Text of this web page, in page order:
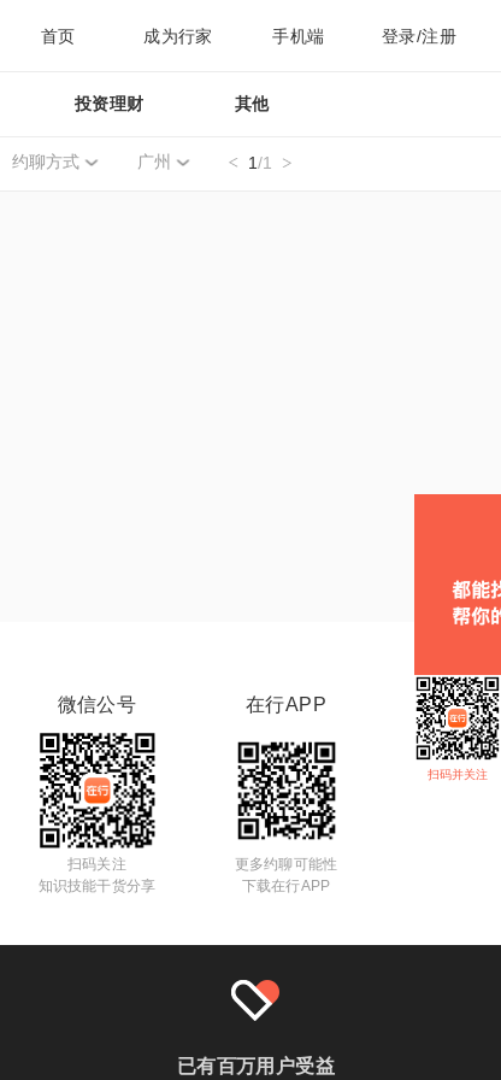
首页 成为行家 手机端 登录/注册
投资理财 其他
约聊方式 广州 1/1
扫码并关注
微信公号
扫码关注
知识技能干货分享
在行APP
更多约聊可能性
下载在行APP
已有百万用户受益